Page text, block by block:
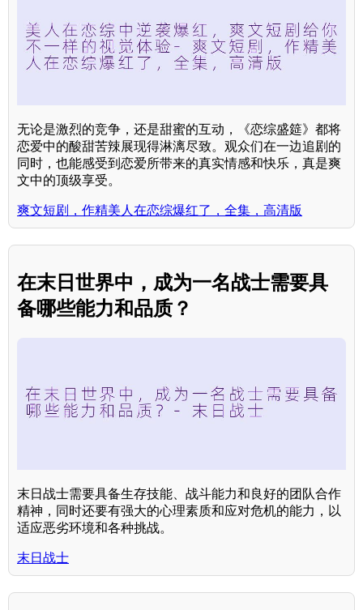
无论是激烈的竞争，还是甜蜜的互动，《恋综盛筵》都将
恋爱中的酸甜苦辣展现得淋漓尽致。观众们在一边追剧的
同时，也能感受到恋爱所带来的真实情感和快乐，真是爽
文中的顶级享受。
爽文短剧，作精美人在恋综爆红了，全集，高清版
在末日世界中，成为一名战士需要具
备哪些能力和品质？
末日战士需要具备生存技能、战斗能力和良好的团队合作
精神，同时还要有强大的心理素质和应对危机的能力，以
适应恶劣环境和各种挑战。
末日战士